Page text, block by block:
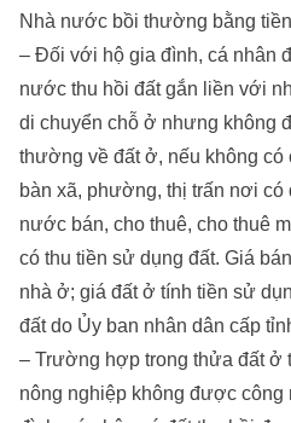
Nhà nước bồi thường bằng
– Đối với hộ gia đình, cá nhân
nước thu hồi đất gắn liền với
di chuyển chỗ ở nhưng không
thường về đất ở, nếu không có
bàn xã, phường, thị trấn nơi
nước bán, cho thuê, cho thuê
có thu tiền sử dụng đất. Giá
nhà ở; giá đất ở tính tiền sử
đất do Ủy ban nhân dân cấp
– Trường hợp trong thửa đất ở
nông nghiệp không được công